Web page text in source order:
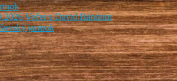
Večer s David Bandom
jarmok